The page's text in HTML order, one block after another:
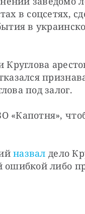
в соцсетях,
в
Круглова
под залог.
«Капотня»,
назвал дело
ошибкой либо